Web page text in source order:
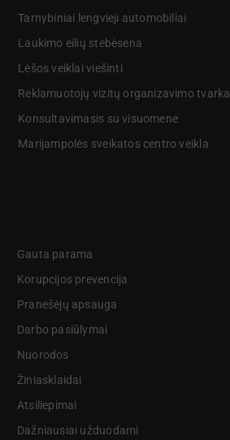
Tarnybiniai lengvieji automobiliai
Laukimo eilių stebėsena
Lėšos veiklai viešinti
Reklamuotojų vizitų organizavimo tvarka
Konsultavimasis su visuomene
Marijampolės sveikatos centro veikla
Gauta parama
Korupcijos prevencija
Pranešėjų apsauga
Darbo pasiūlymai
Nuorodos
Žiniasklaidai
Atsiliepimai
Dažniausiai užduodami